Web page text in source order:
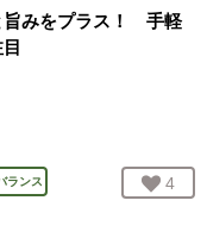
旨みをプラス！ 手軽
ランス お気
4